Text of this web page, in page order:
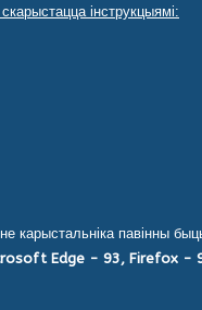
інструкцыямі:
павінны
Edge - 93, Firefox -